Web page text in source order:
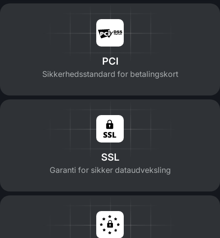
PCI
Sikkerhedsstandard for betalingskort
SSL
Garanti for sikker dataudveksling